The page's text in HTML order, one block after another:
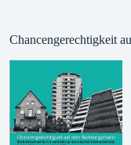
Chancengerechtigkeit